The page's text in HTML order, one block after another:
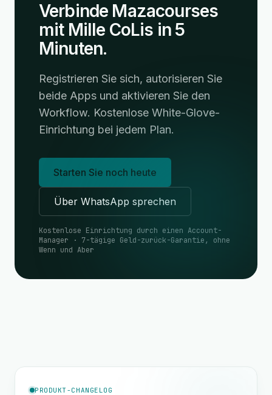
Verbinde Mazacourses
mit Mille CoLis in 5
Minuten.
Registrieren Sie sich, autorisieren Sie
beide Apps und aktivieren Sie den
Workflow. Kostenlose White-Glove-
Einrichtung bei jedem Plan.
Starten Sie noch heute
Über WhatsApp sprechen
Kostenlose Einrichtung durch einen Account-
Manager · 7-tägige Geld-zurück-Garantie, ohne
Wenn und Aber
PRODUKT-CHANGELOG